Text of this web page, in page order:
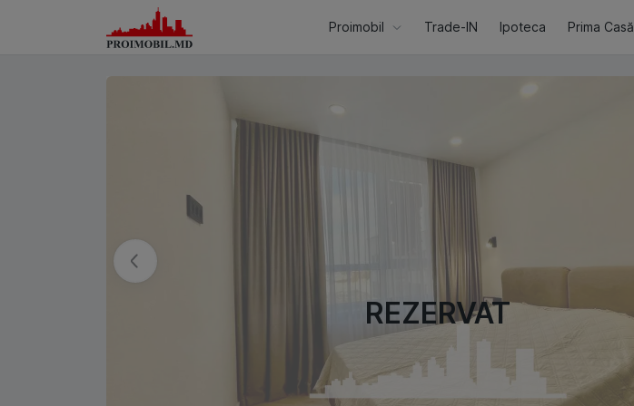
REZERVAT
Proimobil Trade-IN Ipoteca Prima Casă